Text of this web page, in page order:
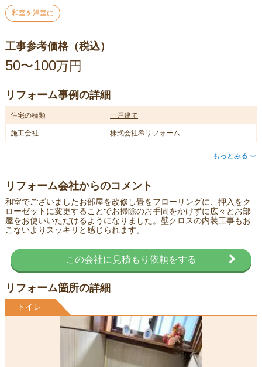
和室を洋室に
工事参考価格（税込）
50〜100万円
リフォーム事例の詳細
住宅の種類 一戸建て
施工会社 株式会社希リフォーム
もっとみる 〈
リフォーム会社からのコメント
和室でございましたお部屋を改修し畳をフローリングに、押入をク
ローゼットに変更することでお掃除のお手間をかけずに広々とお部
屋をお使いいただけるようになりました。壁クロスの内装工事もお
こないよりスッキリと感じられます。
この会社に見積もり依頼をする
リフォーム箇所の詳細
トイレ